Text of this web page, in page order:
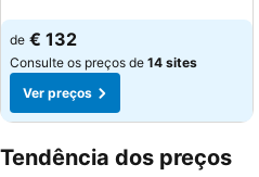
Ver preços
de € 132
Consulte os preços de 14 sites
Ver preços
Tendência dos preços